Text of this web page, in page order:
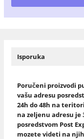
Isporuka
Poručeni proizvodi
vašu adresu
24h do 48h na
na zeljenu adresu je
posredstvom Post
mozete videti na